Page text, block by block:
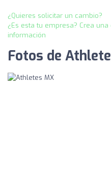
¿Quieres solicitar un cambio?
¿Es esta tu empresa? Crea
información
Fotos de